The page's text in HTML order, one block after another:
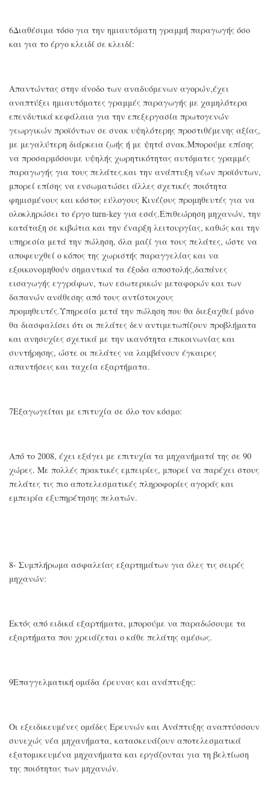
6Διαθέσιμα τόσο για την ημιαυτόματη γραμμή παραγωγής όσο
και για το έργο κλειδί σε κλειδί:
Απαντώντας στην άνοδο των αναδυόμενων αγορών,έχει
αναπτύξει ημιαυτόματες γραμμές παραγωγής με χαμηλότερα
επενδυτικά κεφάλαια για την επεξεργασία πρωτογενών
γεωργικών προϊόντων σε σνακ υψηλότερης προστιθέμενης αξίας,
με μεγαλύτερη διάρκεια ζωής ή με ψητά σνακ.Μπορούμε επίσης
να προσαρμόσουμε υψηλής χωρητικότητας αυτόματες γραμμές
παραγωγής για τους πελάτες.και την ανάπτυξη νέων προϊόντων,
μπορεί επίσης να ενσωματώσει άλλες σχετικές ποιότητα
φημισμένους και κόστος εύλογους Κινέζους προμηθευτές για να
ολοκληρώσει το έργο turn-key για εσάς.Επιθεώρηση μηχανών, την
κατάταξη σε κιβώτια και την έναρξη λειτουργίας, καθώς και την
υπηρεσία μετά την πώληση, όλα μαζί για τους πελάτες, ώστε να
αποφευχθεί ο κόπος της χωριστής παραγγελίας και να
εξοικονομηθούν σημαντικά τα έξοδα αποστολής,δαπάνες
εισαγωγής εγγράφων, των εσωτερικών μεταφορών και των
δαπανών ανάθεσης από τους αντίστοιχους
προμηθευτές.Υπηρεσία μετά την πώληση που θα διεξαχθεί μόνο
θα διασφαλίσει ότι οι πελάτες δεν αντιμετωπίζουν προβλήματα
και ανησυχίες σχετικά με την ικανότητα επικοινωνίας και
συντήρησης, ώστε οι πελάτες να λαμβάνουν έγκαιρες
απαντήσεις και ταχεία εξαρτήματα.
7Εξαγωγείται με επιτυχία σε όλο τον κόσμο:
Από το 2008, έχει εξάγει με επιτυχία τα μηχανήματά της σε 90
χώρες. Με πολλές πρακτικές εμπειρίες, μπορεί να παρέχει στους
πελάτες τις πιο αποτελεσματικές πληροφορίες αγοράς και
εμπειρία εξυπηρέτησης πελατών.
8- Συμπλήρωμα ασφαλείας εξαρτημάτων για όλες τις σειρές
μηχανών:
Εκτός από ειδικά εξαρτήματα, μπορούμε να παραδώσουμε τα
εξαρτήματα που χρειάζεται ο κάθε πελάτης αμέσως.
9Επαγγελματική ομάδα έρευνας και ανάπτυξης:
Οι εξειδικευμένες ομάδες Ερευνών και Ανάπτυξης αναπτύσσουν
συνεχώς νέα μηχανήματα, κατασκευάζουν αποτελεσματικά
εξατομικευμένα μηχανήματα και εργάζονται για τη βελτίωση
της ποιότητας των μηχανών.